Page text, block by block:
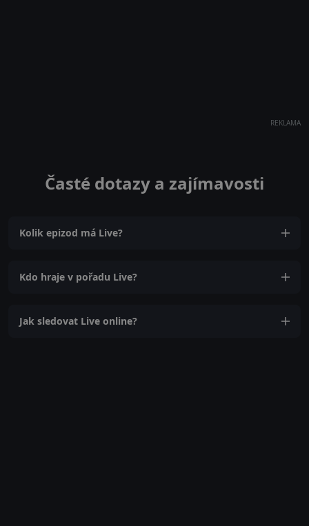
REKLAMA
Časté dotazy a zajímavosti
Kolik epizod má Live?
Kdo hraje v pořadu Live?
Jak sledovat Live online?